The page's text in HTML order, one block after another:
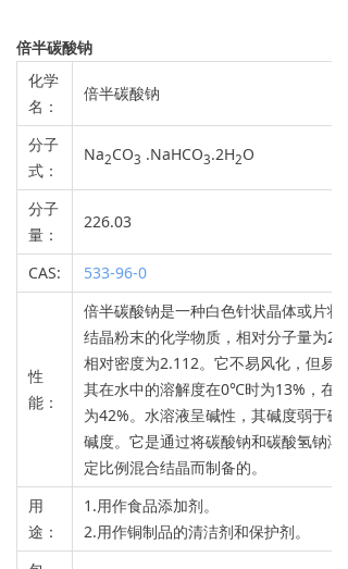
倍半碳酸钠
化学
名：
倍半碳酸钠
分子
式：
Na2CO3 .NaHCO3.2H2O
分子
量：
226.03
CAS: 533-96-0
性
能：
倍半碳酸钠是一种白色针状晶体或片状
结晶粉末的化学物质，相对分子量为
相对密度为2.112。它不易风化，但易溶
其在水中的溶解度在0℃时为13%，在
为42%。水溶液呈碱性，其碱度弱于碳
碱度。它是通过将碳酸钠和碳酸氢钠溶
定比例混合结晶而制备的。
用
途：
1.用作食品添加剂。
2.用作铜制品的清洁剂和保护剂。